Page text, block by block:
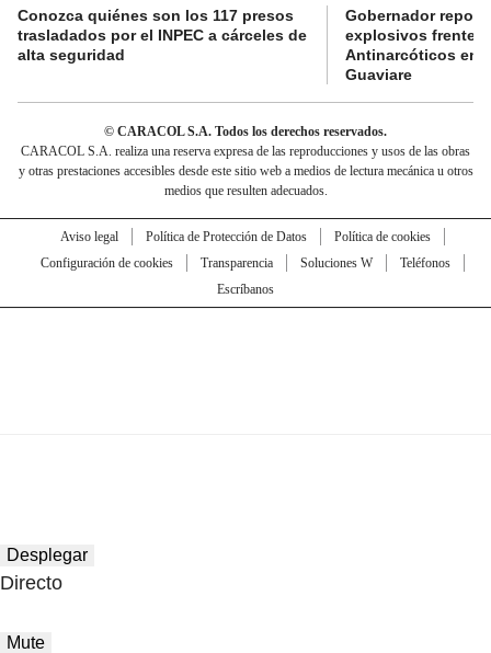
Conozca quiénes son los 117 presos
trasladados por el INPEC a cárceles de
alta seguridad
Gobernador
explosivos frente a
Antinarcóticos en
Guaviare
© CARACOL S.A. Todos los derechos reservados.
CARACOL S.A. realiza una reserva expresa de las reproducciones y usos de las obras
y otras prestaciones accesibles desde este sitio web a medios de lectura mecánica u otros
medios que resulten adecuados.
Aviso legal Política de Protección de Datos
Política de cookies
Configuración de cookies
Transparencia Soluciones W
Teléfonos
Escríbanos
Desplegar
Directo
Mute